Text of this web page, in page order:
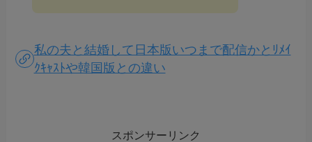
私の夫と結婚して日本版いつまで配信かとﾘﾒｲ
ｸｷｬｽﾄや韓国版との違い
スポンサーリンク